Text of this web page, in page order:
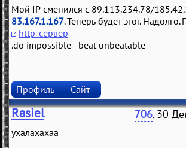
Мой IP сменился с 89.113.234.78/
83.167.1.167. Теперь будет этот.
http-сервер
.do impossible beat unbeatable
Профиль Сайт
Rasiel 706, 30
ухалахахаа